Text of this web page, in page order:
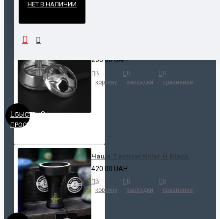
НЕТ В НАЛИЧИИ
ПОПУЛЯРНЫЕ ТОВАРЫ
БЫСТРЫЙ
ПРОСМОТР
200.00 UAH
В
корзину
В
закладки
В
сравнение
Чаша Tactical Killer H Black
420.00 UAH
В
корзину
В
закладки
В
сравнение